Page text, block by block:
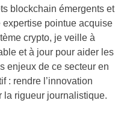
blockchain émergents et
expertise pointue acquise
crypto, je veille à
et à jour pour aider les
enjeux de ce secteur en
: rendre l’innovation
la rigueur journalistique.